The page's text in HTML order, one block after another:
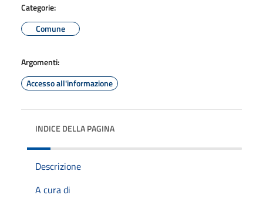
Categorie:
Comune
Argomenti:
Accesso all'informazione
INDICE DELLA PAGINA
Descrizione
A cura di